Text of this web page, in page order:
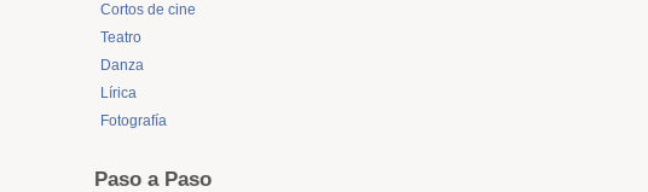
Cortos de cine
Teatro
Danza
Lírica
Fotografía
Paso a Paso